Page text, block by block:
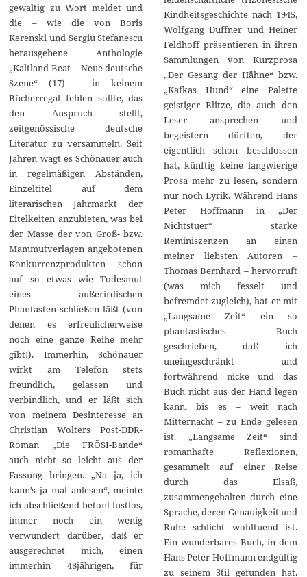
gewaltig zu Wort meldet und
die – wie die von Boris
Kerenski und Sergiu Stefanescu
herausgebene Anthologie
„Kaltland Beat – Neue deutsche
Szene“ (17) – in keinem
Bücherregal fehlen sollte, das
den Anspruch stellt,
zeitgenössische deutsche
Literatur zu versammeln. Seit
Jahren wagt es Schönauer auch
in regelmäßigen Abständen,
Einzeltitel auf dem
literarischen Jahrmarkt der
Eitelkeiten anzubieten, was bei
der Masse der von Groß- bzw.
Mammutverlagen angebotenen
Konkurrenzprodukten schon
auf so etwas wie Todesmut
eines außerirdischen
Phantasten schließen läßt (von
denen es erfreulicherweise
noch eine ganze Reihe mehr
gibt!). Immerhin, Schönauer
wirkt am Telefon stets
freundlich, gelassen und
verbindlich, und er läßt sich
von meinem Desinteresse an
Christian Wolters Post-DDR-
Roman „Die FRÖSI-Bande“
auch nicht so leicht aus der
Fassung bringen. „Na ja, ich
kann’s ja mal anlesen“, meinte
ich abschließend betont lustlos,
immer noch ein wenig
verwundert darüber, daß er
ausgerechnet mich, einen
immerhin 48jährigen, für
Kindheitsgeschichte nach 1945,
Wolfgang Duffner und Heiner
Feldhoff präsentieren in ihren
Sammlungen von Kurzprosa
„Der Gesang der Hähne“ bzw.
„Kafkas Hund“ eine Palette
geistiger Blitze, die auch den
Leser ansprechen und
begeistern dürften, der
eigentlich schon beschlossen
hat, künftig keine langwierige
Prosa mehr zu lesen, sondern
nur noch Lyrik. Während Hans
Peter Hoffmann in „Der
Nichtstuer“ starke
Reminiszenzen an einen
meiner liebsten Autoren –
Thomas Bernhard – hervorruft
(was mich fesselt und
befremdet zugleich), hat er mit
„Langsame Zeit“ ein so
phantastisches Buch
geschrieben, daß ich
uneingeschränkt und
fortwährend nicke und das
Buch nicht aus der Hand legen
kann, bis es – weit nach
Mitternacht – zu Ende gelesen
ist. „Langsame Zeit“ sind
romanhafte Reflexionen,
gesammelt auf einer Reise
durch das Elsaß,
zusammengehalten durch eine
Sprache, deren Genauigkeit und
Ruhe schlicht wohltuend ist.
Ein wunderbares Buch, in dem
Hans Peter Hoffmann endgültig
zu seinem Stil gefunden hat.